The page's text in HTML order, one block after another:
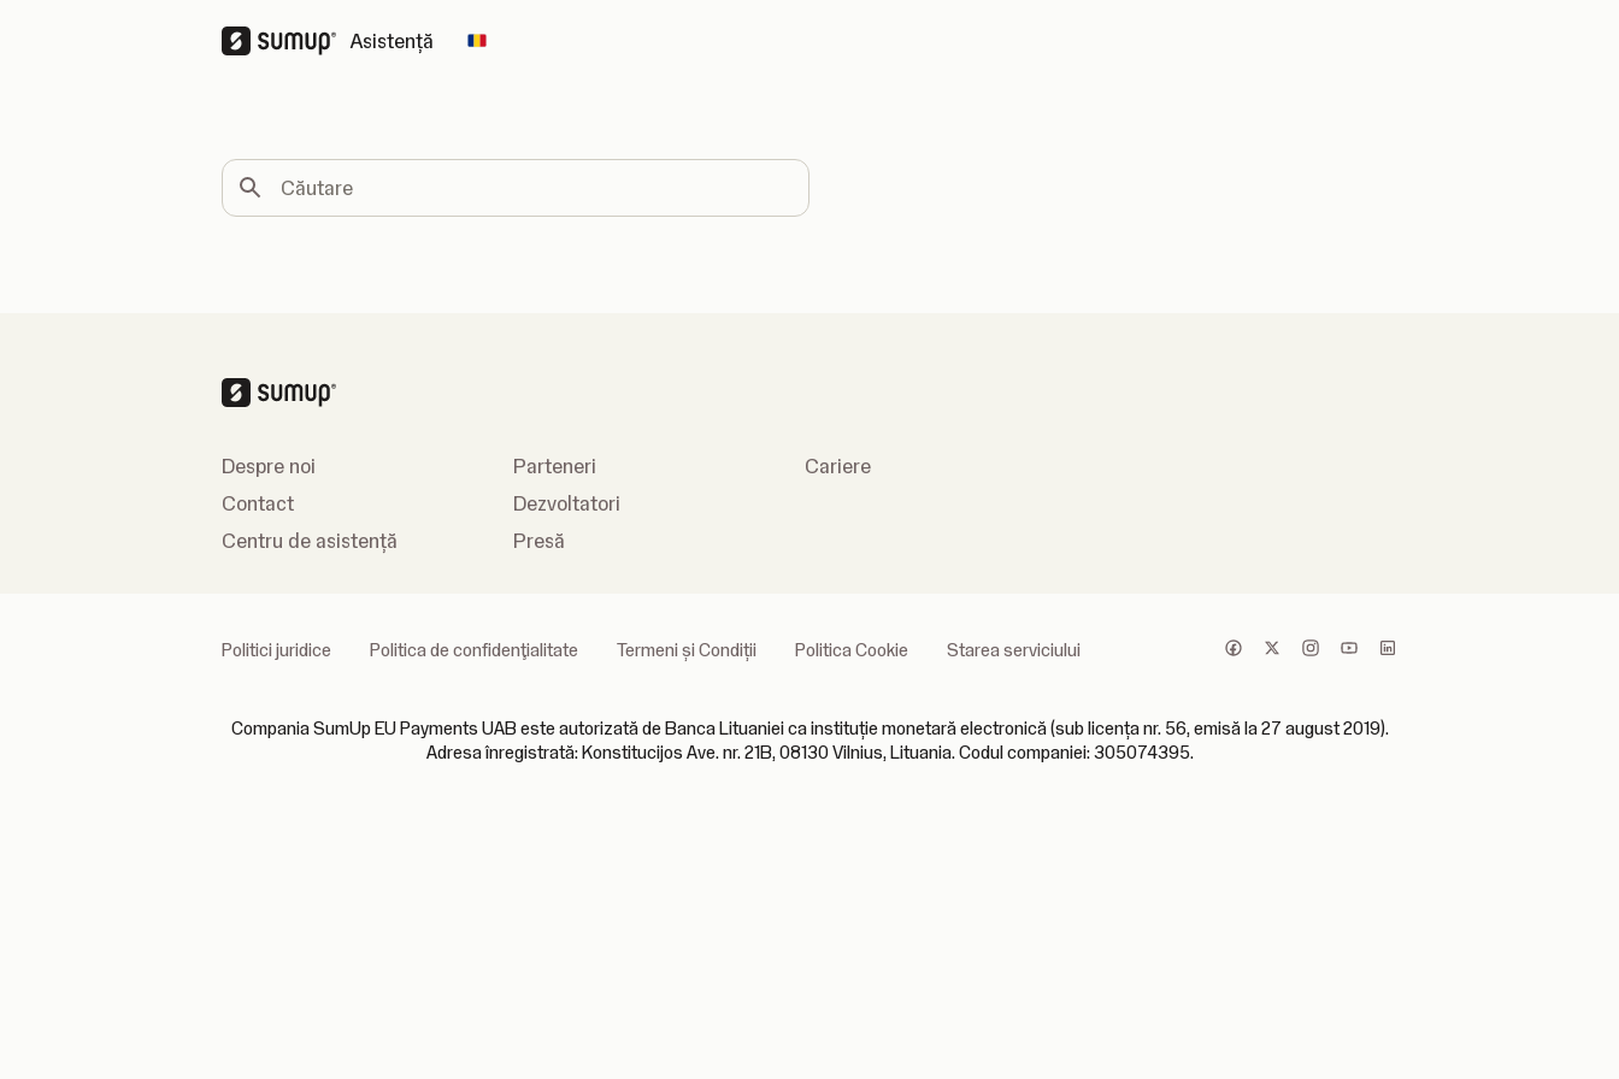
Asistență Change country
Căutare
Despre noi
Contact
Centru de asistență
Parteneri
Dezvoltatori
Presă
Cariere
Politici juridice Politica de confidenţialitate Termeni și Condiții Politica Cookie Starea serviciului
Compania SumUp EU Payments UAB este autorizată de Banca Lituaniei ca instituție monetară electronică (sub licența nr. 56, emisă la 27 august 2019).
Adresa înregistrată: Konstitucijos Ave. nr. 21B, 08130 Vilnius, Lituania. Codul companiei: 305074395.